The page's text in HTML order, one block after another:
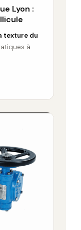
Lyon :
texture du
à